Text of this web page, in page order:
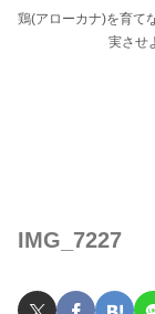
鶏(アローカナ)を育て
実させ
IMG_7227